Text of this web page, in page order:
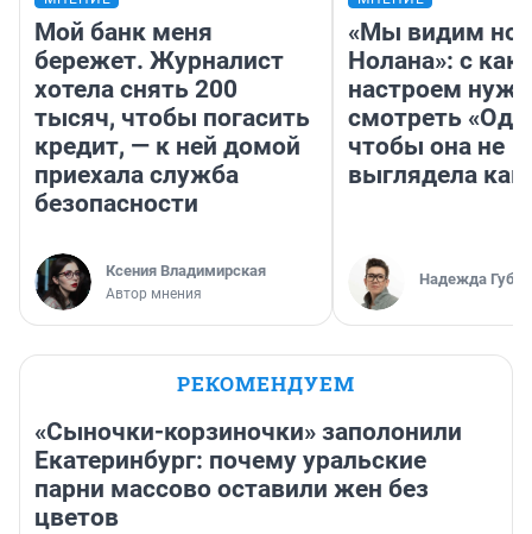
Мой банк меня
бережет. Журналист
хотела снять 200
тысяч, чтобы погасить
кредит, — к ней домой
приехала служба
безопасности
Ксения Владимирская
Автор мнения
«Мы видим
Нолана»: с
настроем
смотреть
чтобы она не
выглядела как
Надежда
РЕКОМЕНДУЕМ
«Сыночки-корзиночки» заполонили
Екатеринбург: почему уральские
парни массово оставили жен без
цветов